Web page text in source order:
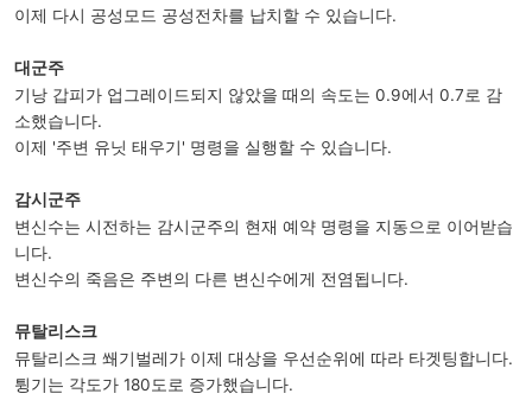
이제 다시 공성모드 공성전차를 납치할 수 있습니다.
대군주
기낭 갑피가 업그레이드되지 않았을 때의 속도는 0.9에서 0.7로 감
소했습니다.
이제 '주변 유닛 태우기' 명령을 실행할 수 있습니다.
감시군주
변신수는 시전하는 감시군주의 현재 예약 명령을 지동으로 이어받습
니다.
변신수의 죽음은 주변의 다른 변신수에게 전염됩니다.
뮤탈리스크
뮤탈리스크 쐐기벌레가 이제 대상을 우선순위에 따라 타겟팅합니다.
튕기는 각도가 180도로 증가했습니다.